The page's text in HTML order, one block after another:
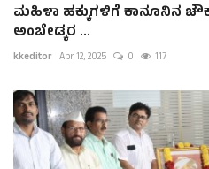
ಮಹಿಳಾ ಹಕ್ಕುಗಳಿಗೆ ಕಾನೂನಿನ
ಅಂಬೇಡ್ಕರ ...
kkeditor Apr 12, 2025 0 117